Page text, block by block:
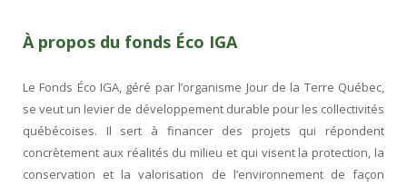
À propos du fonds Éco IGA
Le Fonds Éco IGA, géré par l’organisme Jour de la Terre Québec,
se veut un levier de développement durable pour les collectivités
québécoises. Il sert à financer des projets qui répondent
concrètement aux réalités du milieu et qui visent la protection, la
conservation et la valorisation de l’environnement de façon